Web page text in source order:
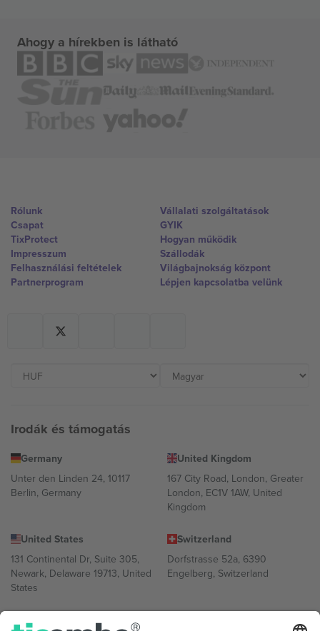
Ahogy a hírekben is látható
Rólunk
Csapat
TixProtect
Impresszum
Felhasználási feltételek
Partnerprogram
Vállalati szolgáltatások
GYIK
Hogyan működik
Szállodák
Világbajnokság központ
Lépjen kapcsolatba velünk
Irodák és támogatás
Germany
Unter den Linden 24, 10117
Berlin, Germany
United Kingdom
167 City Road, London, Greater
London, EC1V 1AW, United
Kingdom
United States
131 Continental Dr, Suite 305,
Newark, Delaware 19713, United
States
Switzerland
Dorfstrasse 52a, 6390
Engelberg, Switzerland
Bulgaria